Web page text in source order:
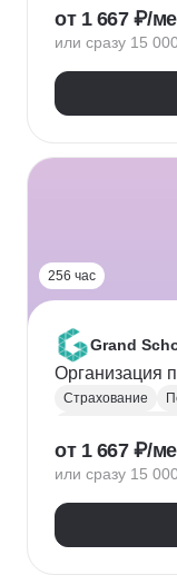
Управление
от 1 667 ₽/
или сразу 15
256 час
Grand
Организация
Страхование
от 1 667 ₽/
или сразу 15